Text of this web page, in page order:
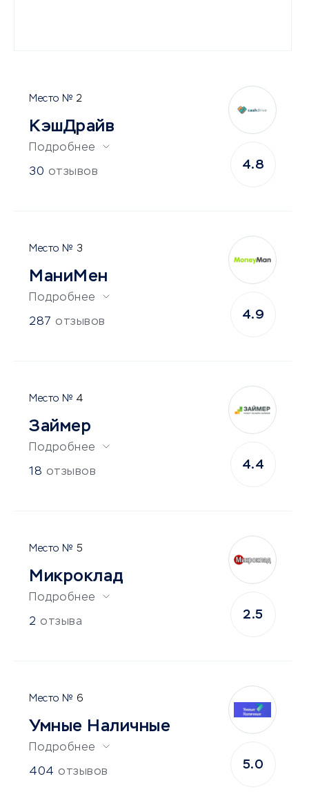
2
КэшДрайв
Подробнее
30 отзывов
4.8
3
МаниМен
Подробнее
287 отзывов
4.9
4
Займер
Подробнее
18 отзывов
4.4
5
Микроклад
Подробнее
2 отзыва
2.5
6
Умные Наличные
Подробнее
404 отзывов
5.0